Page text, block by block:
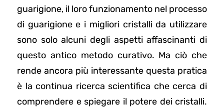
guarigione, il loro funzionamento nel processo
di guarigione e i migliori cristalli da utilizzare
sono solo alcuni degli aspetti affascinanti di
questo antico metodo curativo. Ma ciò che
rende ancora più interessante questa pratica
è la continua ricerca scientifica che cerca di
comprendere e spiegare il potere dei cristalli.